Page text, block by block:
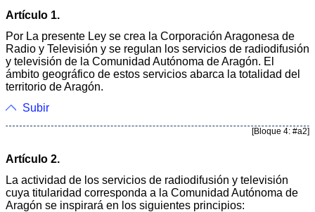
Artículo 1.
Por La presente Ley se crea la Corporación Aragonesa de
Radio y Televisión y se regulan los servicios de radiodifusión
y televisión de la Comunidad Autónoma de Aragón. El
ámbito geográfico de estos servicios abarca la totalidad del
territorio de Aragón.
Subir
[Bloque 4: #a2]
Artículo 2.
La actividad de los servicios de radiodifusión y televisión
cuya titularidad corresponda a la Comunidad Autónoma de
Aragón se inspirará en los siguientes principios: